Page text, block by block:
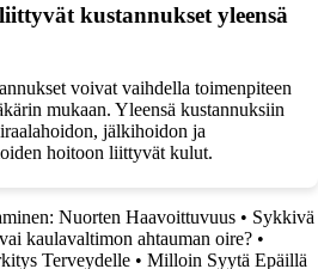
kustannukset yleensä
voivat vaihdella toimenpiteen
mukaan. Yleensä kustannuksiin
jälkihoidon ja
hoitoon liittyvät kulut.
Nuorten Haavoittuvuus • Sykkivä
kaulavaltimon ahtauman oire? •
Terveydelle • Milloin Syytä Epäillä